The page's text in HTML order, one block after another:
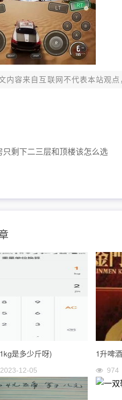
内容来自互联网不代表本站观
只剩下二三层和顶楼该怎么选
是多少斤呀)
2023-12-05
1升啤
974